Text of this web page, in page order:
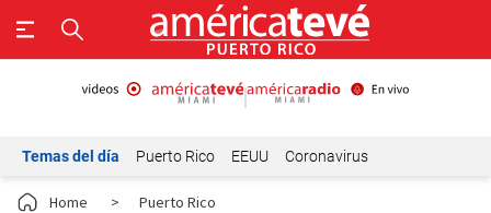
Temas del día Puerto Rico EEUU Coronavirus
Home > Puerto Rico